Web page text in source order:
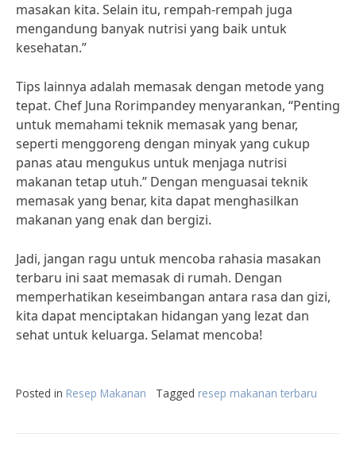
masakan kita. Selain itu, rempah-rempah juga
mengandung banyak nutrisi yang baik untuk
kesehatan.”
Tips lainnya adalah memasak dengan metode yang
tepat. Chef Juna Rorimpandey menyarankan, “Penting
untuk memahami teknik memasak yang benar,
seperti menggoreng dengan minyak yang cukup
panas atau mengukus untuk menjaga nutrisi
makanan tetap utuh.” Dengan menguasai teknik
memasak yang benar, kita dapat menghasilkan
makanan yang enak dan bergizi.
Jadi, jangan ragu untuk mencoba rahasia masakan
terbaru ini saat memasak di rumah. Dengan
memperhatikan keseimbangan antara rasa dan gizi,
kita dapat menciptakan hidangan yang lezat dan
sehat untuk keluarga. Selamat mencoba!
Posted in Resep Makanan Tagged resep makanan terbaru